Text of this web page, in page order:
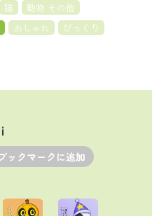
猫
動物 その他
おしゃれ
びっくり
ックマークに追加